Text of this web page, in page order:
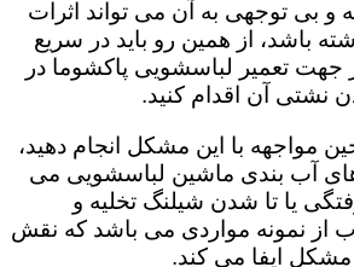
و بی توجهی به آن می تواند اثرات
باشد، از همین رو باید در سریع
تعمیر لباسشویی پاکشوما در
آن اقدام کنید.
مواجهه با این مشکل انجام دهید،
آب بندی ماشین لباسشویی می
یا تا شدن شیلنگ تخلیه و
از نمونه مواردی می باشد که نقش
مشکل ایفا می کند‌‌.